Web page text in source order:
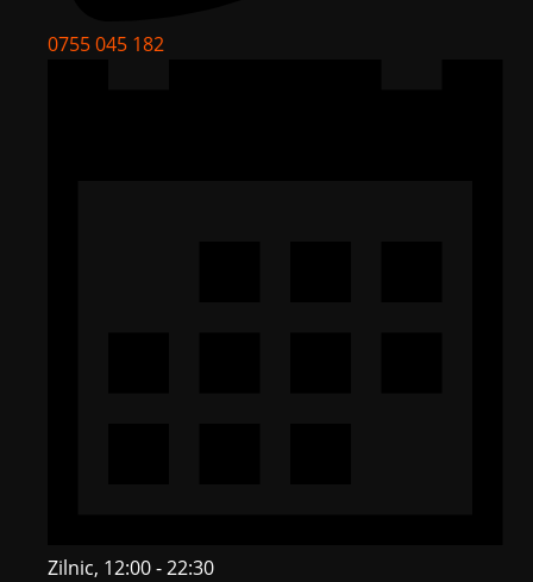
0755 045 182
Zilnic, 12:00 - 22:30